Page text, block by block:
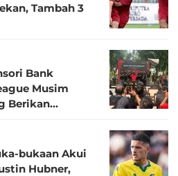
Tambah 3
Bank
Musim
Berikan
bukaan Akui
Hubner,